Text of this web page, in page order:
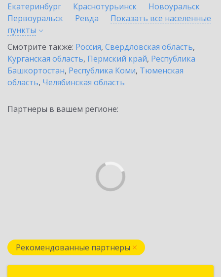
Екатеринбург
Краснотурьинск
Новоуральск
Первоуральск
Ревда
Показать все населенные
пункты
Смотрите также: Россия, Свердловская область,
Курганская область, Пермский край, Республика
Башкортостан, Республика Коми, Тюменская
область, Челябинская область
Партнеры в вашем регионе:
Рекомендованные партнеры